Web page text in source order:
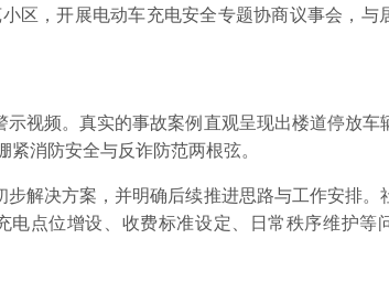
区，开展电动车充电安全专题协商议事会，与
视频。真实的事故案例直观呈现出楼道停放车
消防安全与反诈防范两根弦。
决方案，并明确后续推进思路与工作安排。
点位增设、收费标准设定、日常秩序维护等